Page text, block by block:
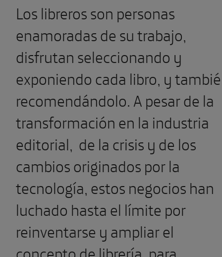
Los libreros son personas
enamoradas de su trabajo,
disfrutan seleccionando y
exponiendo cada libro, y
recomendándolo. A pesar de la
transformación en la industria
editorial, de la crisis y de los
cambios originados por la
tecnología, estos negocios han
luchado hasta el límite por
reinventarse y ampliar el
concepto de librería, para